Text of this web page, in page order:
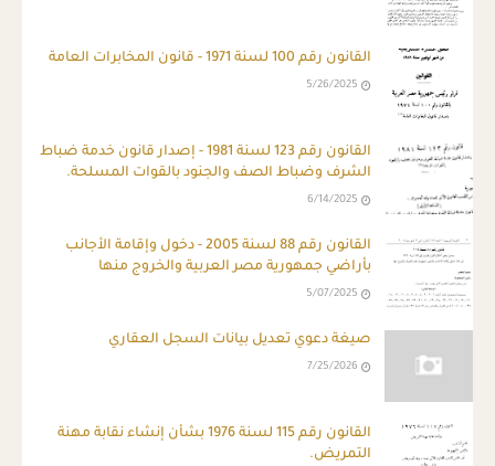
القانون رقم 100 لسنة 1971 - قانون المخابرات العامة
5/26/2025
ِالقانون رقم 123 لسنة 1981 - إصدار قانون خدمة ضباط
الشرف وضباط الصف والجنود بالقوات المسلحة.
6/14/2025
القانون رقم 88 لسنة 2005 - دخول وإقامة الأجانب
بأراضي جمهورية مصر العربية والخروج منها
5/07/2025
صيغة دعوي تعديل بيانات السجل العقاري
7/25/2026
القانون رقم 115 لسنة 1976 بشأن إنشاء نقابة مهنة
التمريض.